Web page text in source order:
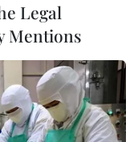
Legal
Mentions